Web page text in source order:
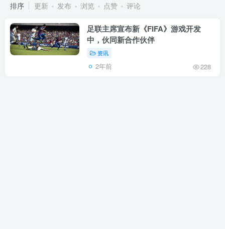
排序 更新 发布 浏览 点赞 评论
足联主席宣布新《FIFA》游戏开发
中，伙同新合作伙伴
资讯
2年前 228